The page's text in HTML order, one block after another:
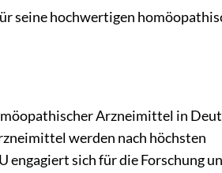
seine hochwertigen
Arzneimittel in
werden nach höchsten
sich für die Forschung